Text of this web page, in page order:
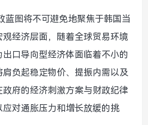
蓝图将不可避免地聚焦于韩国当
经济层面，随着全球贸易环境
口导向型经济体面临着不小的
负起稳定物价、提振内需以及
府的经济刺激方案与财政纪律
对通胀压力和增长放缓的挑